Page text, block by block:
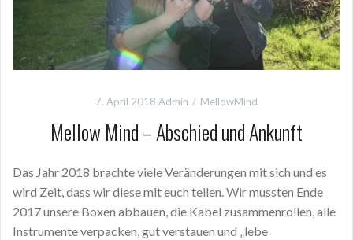
7. April 2018 Admin MellowMind
Mellow Mind – Abschied und Ankunft
Das Jahr 2018 brachte viele Veränderungen mit sich und es
wird Zeit, dass wir diese mit euch teilen. Wir mussten Ende
2017 unsere Boxen abbauen, die Kabel zusammenrollen, alle
Instrumente verpacken, gut verstauen und „lebe